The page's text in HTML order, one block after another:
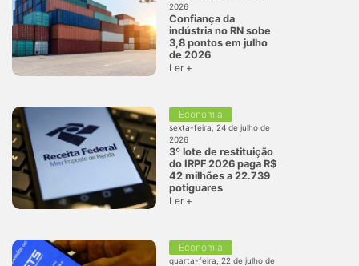
2026
Confiança da
indústria no RN sobe
3,8 pontos em julho
de 2026
Ler +
Economia
sexta-feira, 24 de julho de
2026
3º lote de restituição
do IRPF 2026 paga R$
42 milhões a 22.739
potiguares
Ler +
Economia
quarta-feira, 22 de julho de